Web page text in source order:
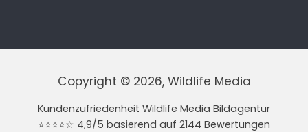
Copyright © 2026, Wildlife Media
Kundenzufriedenheit Wildlife Media Bildagentur
⭐⭐⭐⭐☆ 4,9/5 basierend auf 2144 Bewertungen